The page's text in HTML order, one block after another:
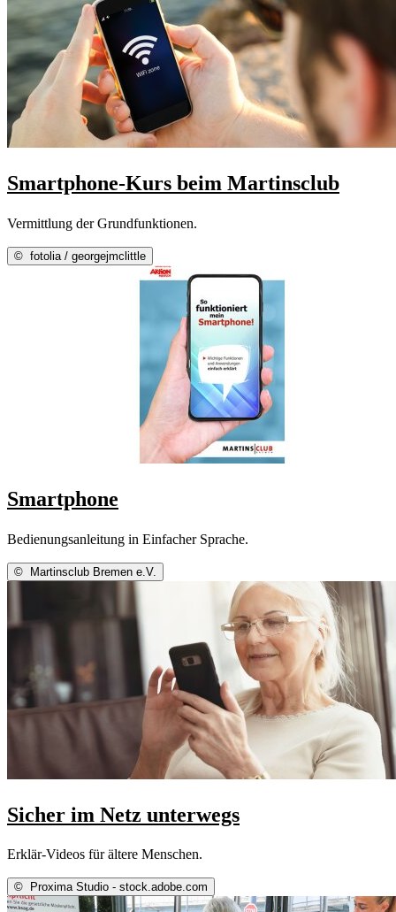
Smartphone-Kurs beim Martinsclub
Vermittlung der Grundfunktionen.
© fotolia / georgejmclittle
Smartphone
Bedienungsanleitung in Einfacher Sprache.
© Martinsclub Bremen e.V.
Sicher im Netz unterwegs
Erklär-Videos für ältere Menschen.
© Proxima Studio - stock.adobe.com